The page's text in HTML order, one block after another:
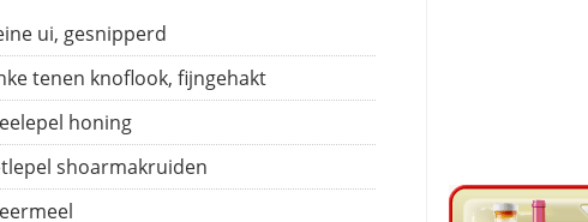
ui, gesnipperd
tenen knoflook, fijngehakt
honing
shoarmakruiden